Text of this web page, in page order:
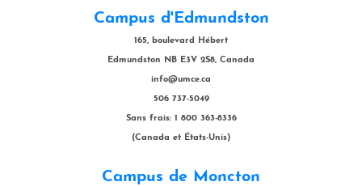
Campus d'Edmundston
165, boulevard Hébert
Edmundston NB E3V 2S8, Canada
info@umce.ca
506 737-5049
Sans frais: 1 800 363-8336
(Canada et États-Unis)
Campus de Moncton